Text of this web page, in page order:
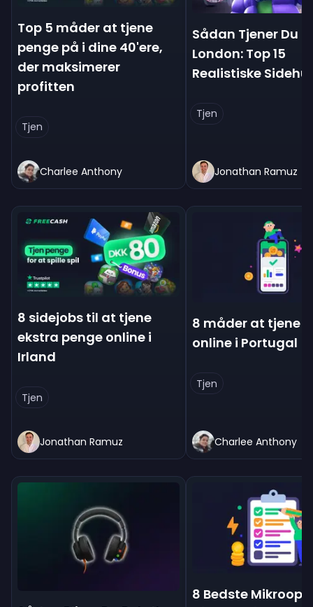
Top 5 måder at tjene
penge på i dine 40'ere,
der maksimerer
profitten
Tjen
Charlee Anthony
Sådan Tjener Du
London: Top 15
Realistiske
Tjen
Jonathan Ramuz
8 sidejobs til at tjene
ekstra penge online i
Irland
Tjen
Jonathan Ramuz
8 måder at tjene
online i Portugal
Tjen
Charlee Anthony
8 Bedste